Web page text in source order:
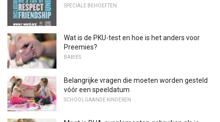
SPECIALE BEHOEFTEN
Wat is de PKU-test en hoe is het anders voor
Preemies?
BABIES
Belangrijke vragen die moeten worden gesteld
vóór een speeldatum
SCHOOLGAANDE KINDEREN